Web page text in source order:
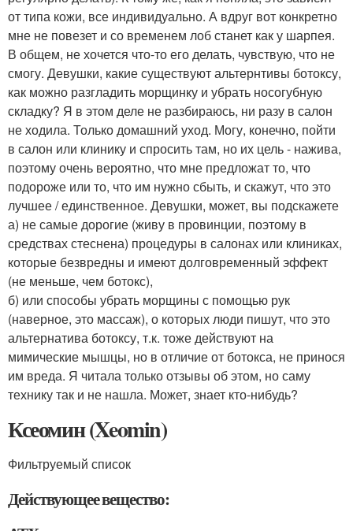
от типа кожи, все индивидуально. А вдруг вот конкретно
мне не повезет и со временем лоб станет как у шарпея.
В общем, не хочется что-то его делать, чувствую, что не
смогу. Девушки, какие существуют альтернтивы ботоксу,
как можно разгладить морщинку и убрать носогубную
складку? Я в этом деле не разбираюсь, ни разу в салон
не ходила. Только домашний уход. Могу, конечно, пойти
в салон или клинику и спросить там, но их цель - нажива,
поэтому очень вероятно, что мне предложат то, что
подороже или то, что им нужно сбыть, и скажут, что это
лучшее / единственное. Девушки, может, вы подскажете
а) не самые дорогие (живу в провинции, поэтому в
средствах стеснена) процедуры в салонах или клиниках,
которые безвредны и имеют долговременный эффект
(не меньше, чем ботокс),
б) или способы убрать морщины с помощью рук
(наверное, это массаж), о которых люди пишут, что это
альтернатива ботоксу, т.к. тоже действуют на
мимические мышцы, но в отличие от ботокса, не принося
им вреда. Я читала только отзывы об этом, но саму
технику так и не нашла. Может, знает кто-нибудь?
Ксеомин (Xeomin)
Фильтруемый список
Действующее вещество: